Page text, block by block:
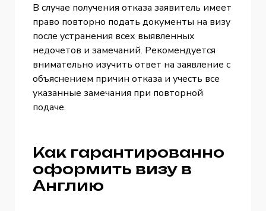
В случае получения отказа заявитель имеет
право повторно подать документы на визу
после устранения всех выявленных
недочетов и замечаний. Рекомендуется
внимательно изучить ответ на заявление с
объяснением причин отказа и учесть все
указанные замечания при повторной
подаче.
Как гарантированно
оформить визу в
Англию